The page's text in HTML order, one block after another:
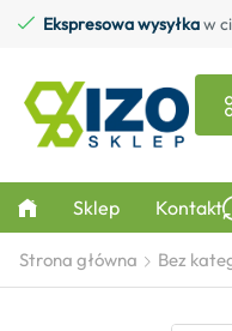
Ekspresowa wysyłkaw
Sklep Kontakt
Strona główna Bez